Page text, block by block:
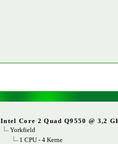
Intel Core 2 Quad Q9550 @ 3,2
Yorkfield
1 CPU - 4 Kerne